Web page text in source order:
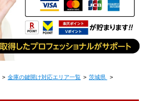
金庫の鍵開け対応エリア一覧
茨城県